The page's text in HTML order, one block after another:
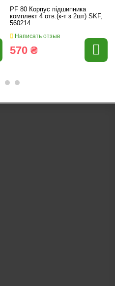
PF 80 Корпус підшипника
комплект 4 отв.(к-т з 2шт) SKF,
560214
Написать отзыв
570 ₴